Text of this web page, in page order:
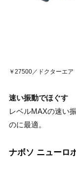
￥27500／ドクターエア
速い振動でほぐす
レベルMAXの速い
のに最適。
ナボソ ニューロ